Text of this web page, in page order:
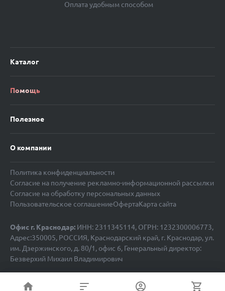
Каталог
Помощь
Полезное
О компании
Политика конфиденциальности
Согласие на получение рекламно-информационной рассылки
Согласие на обработку персональных данных
Пользовательское соглашениеОфертаКарта сайта
Оплата удобным способом
Офис г. Краснодар: ИНН: 2311345114, ОГРН: 1232300006773,
Адрес:350005, РОССИЯ, Краснодарский край, г. Краснодар, ул.
им. Дзержинского, д. 80/1, офис 6, Генеральный директор:
Безверхий Михаил Владимирович